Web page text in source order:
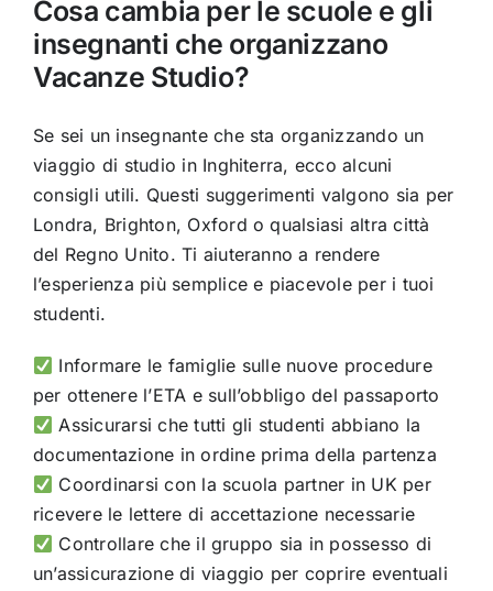
Cosa cambia per le scuole e gli
insegnanti che organizzano
Vacanze Studio?
Se sei un insegnante che sta organizzando un
viaggio di studio in Inghiterra, ecco alcuni
consigli utili. Questi suggerimenti valgono sia per
Londra, Brighton, Oxford o qualsiasi altra città
del Regno Unito. Ti aiuteranno a rendere
l’esperienza più semplice e piacevole per i tuoi
studenti.
Informare le famiglie sulle nuove procedure
per ottenere l’ETA e sull’obbligo del passaporto
Assicurarsi che tutti gli studenti abbiano la
documentazione in ordine prima della partenza
Coordinarsi con la scuola partner in UK per
ricevere le lettere di accettazione necessarie
Controllare che il gruppo sia in possesso di
un’assicurazione di viaggio per coprire eventuali